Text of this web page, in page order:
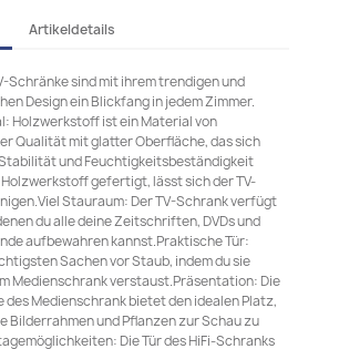
Artikeldetails
Schränke sind mit ihrem trendigen und
Design ein Blickfang in jedem Zimmer.
Holzwerkstoff ist ein Material von
Qualität mit glatter Oberfläche, das sich
und Feuchtigkeitsbeständigkeit
gefertigt, lässt sich der TV-
Stauraum: Der TV-Schrank verfügt
du alle deine Zeitschriften, DVDs und
aufbewahren kannst.Praktische Tür:
Sachen vor Staub, indem du sie
Medienschrank verstaust.Präsentation: Die
Medienschrank bietet den idealen Platz,
Bilderrahmen und Pflanzen zur Schau zu
Die Tür des HiFi-Schranks